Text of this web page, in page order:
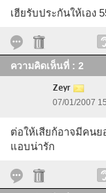
เฮียรับประกันให้เอง
ความคิดเห็นที่ : 2
Zeyr
07/01/2007
ต่อให้เสียก้อาจมีคน
แอบน่ารัก